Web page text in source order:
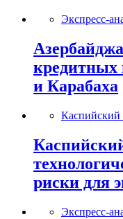
Экспресс-
кредитных
и Карабаха
Каспийский
риски для
Экспресс-